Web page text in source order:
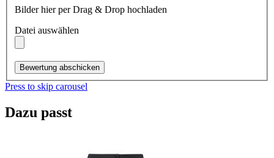
Bilder hier per Drag & Drop hochladen
Datei auswählen
Bewertung abschicken
Press to skip carousel
Dazu passt